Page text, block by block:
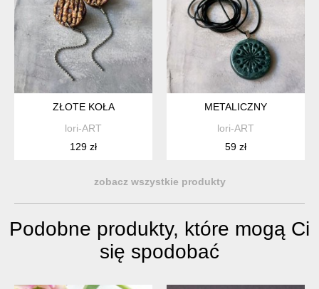
ZŁOTE KOŁA
lori-ART
129 zł
METALICZNY
lori-ART
59 zł
zobacz wszystkie produkty
Podobne produkty, które mogą Ci
się spodobać